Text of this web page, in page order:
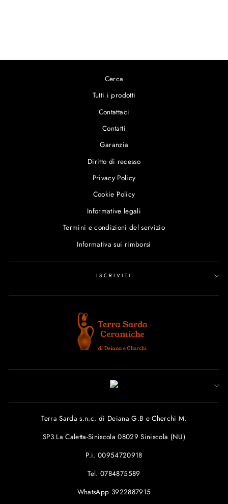
Cerca
Tutti i prodotti
Contattaci
Contatti
Garanzia
Diritto di recesso
Privacy Policy
Cookie Policy
Informative legali
Termini e condizioni del servizio
Informativa sui rimborsi
ISCRIVITI
Terra Sarda s.n.c. di Deiana G.B e Cherchi M.
SP3 La Caletta-Siniscola 08029 Siniscola (NU)
P.i. 00954720918
Tel. 0784875589
WhatsApp 3922887915